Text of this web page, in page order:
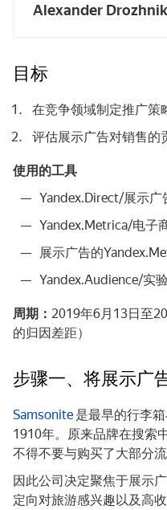
Alexander
目标
在竞争领域制定推广策
评估展示广告对销售的
使用的工具
Yandex.Direct/展示广
Yandex.Metrica/电子
展示广告的
Yandex.Audience/实
周期： 2019年6月13日至
的归因差距）
步骤一、将展示广
Samsonite 是最早的行李
1910年。原来品牌在搜索
不得不要与购买了大部分
因此公司决定聚焦于展示
定向对旅游感兴趣以及高